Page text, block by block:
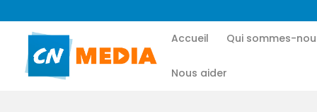
Accueil Qui sommes-
Nous aider